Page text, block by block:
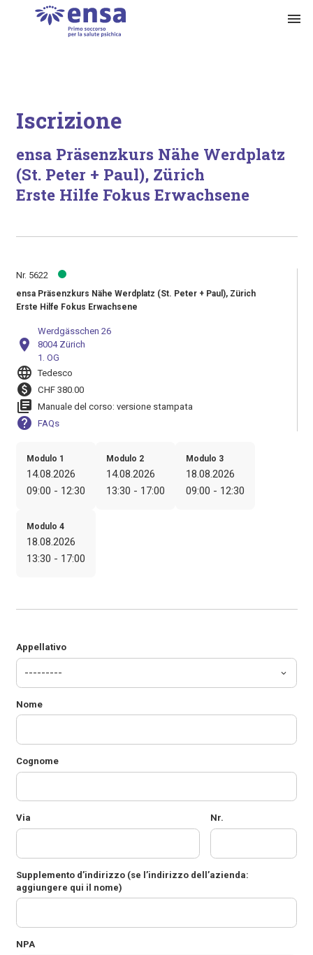
menu
Iscrizione
ensa Präsenzkurs Nähe Werdplatz
(St. Peter + Paul), Zürich
Erste Hilfe Fokus Erwachsene
Nr. 5622
ensa Präsenzkurs Nähe Werdplatz (St. Peter + Paul), Zürich
Erste Hilfe Fokus Erwachsene
location_on
Werdgässchen 26
8004 Zürich
1. OG
language Tedesco
paid CHF 380.00
library_books Manuale del corso: versione stampata
help FAQs
Modulo 1
14.08.2026
09:00 - 12:30
Modulo 2
14.08.2026
13:30 - 17:00
Modulo 3
18.08.2026
09:00 - 12:30
Modulo 4
18.08.2026
13:30 - 17:00
Appellativo
Nome
Cognome
Via Nr.
Supplemento d’indirizzo (se l’indirizzo dell’azienda:
aggiungere qui il nome)
NPA